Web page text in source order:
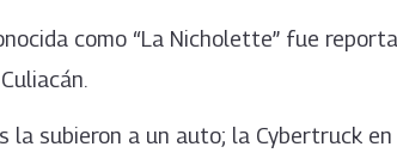
como “La Nicholette” fue
la subieron a un auto; la Cybertruck